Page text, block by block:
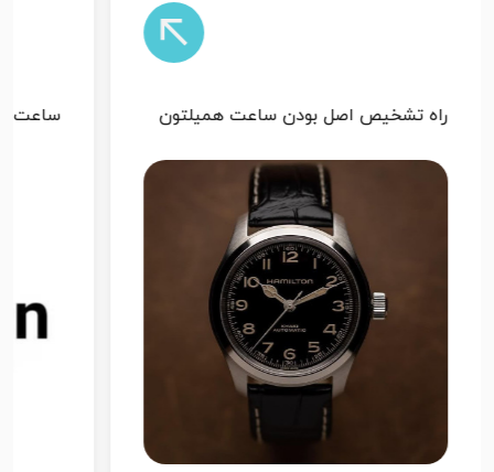
راه تشخیص اصل بودن ساعت همیلتون ساعت